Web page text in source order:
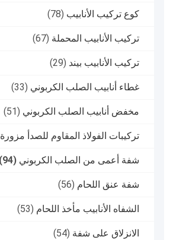
كوع تركيب الأنابيب (78)
تركيب الأنابيب المحملة (67)
تركيب الأنابيب بيند (29)
غطاء أنابيب الصلب الكربوني (33)
مخفض أنابيب الصلب الكربوني (51)
تركيبات الفولاذ المقاوم للصدأ مزورة
شفة أعمى من الصلب الكربوني (94)
شفة عنق اللحام (56)
الشفاه الأنابيب مأخذ اللحام (53)
الانزلاق على شفة (54)